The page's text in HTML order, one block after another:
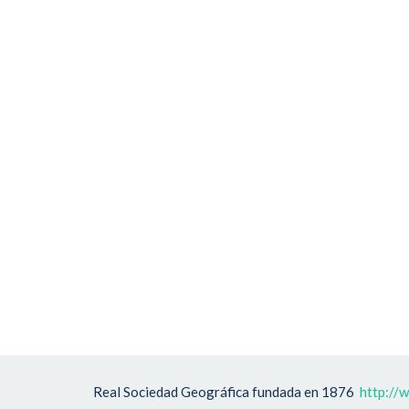
Real Sociedad Geográfica fundada en 1876 http://